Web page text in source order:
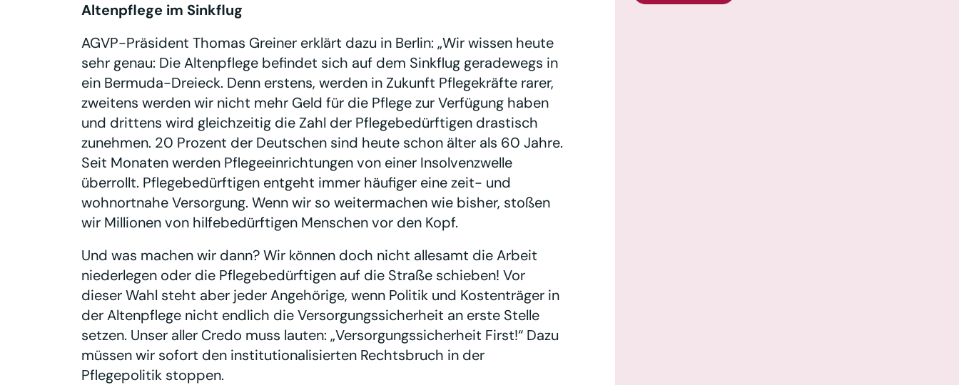
Altenpflege im Sinkflug
AGVP-Präsident Thomas Greiner erklärt dazu in Berlin: „Wir wissen heute
sehr genau: Die Altenpflege befindet sich auf dem Sinkflug geradewegs in
ein Bermuda-Dreieck. Denn erstens, werden in Zukunft Pflegekräfte rarer,
zweitens werden wir nicht mehr Geld für die Pflege zur Verfügung haben
und drittens wird gleichzeitig die Zahl der Pflegebedürftigen drastisch
zunehmen. 20 Prozent der Deutschen sind heute schon älter als 60 Jahre.
Seit Monaten werden Pflegeeinrichtungen von einer Insolvenzwelle
überrollt. Pflegebedürftigen entgeht immer häufiger eine zeit- und
wohnortnahe Versorgung. Wenn wir so weitermachen wie bisher, stoßen
wir Millionen von hilfebedürftigen Menschen vor den Kopf.
Und was machen wir dann? Wir können doch nicht allesamt die Arbeit
niederlegen oder die Pflegebedürftigen auf die Straße schieben! Vor
dieser Wahl steht aber jeder Angehörige, wenn Politik und Kostenträger in
der Altenpflege nicht endlich die Versorgungssicherheit an erste Stelle
setzen. Unser aller Credo muss lauten: „Versorgungssicherheit First!“ Dazu
müssen wir sofort den institutionalisierten Rechtsbruch in der
Pflegepolitik stoppen.